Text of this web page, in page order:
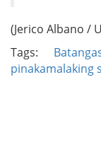
(Jerico Albano /
Tags:
pinakamalaking